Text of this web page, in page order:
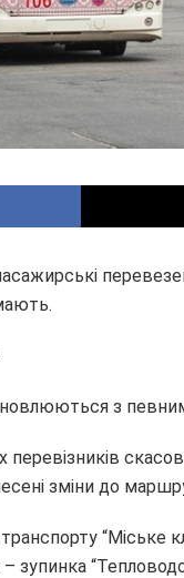
з
перевізників
зміни до
“Міське